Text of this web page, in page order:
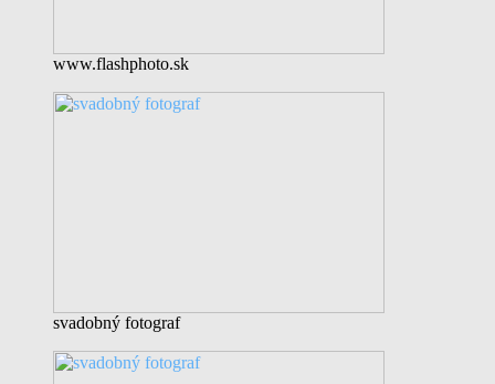
www.flashphoto.sk
svadobný fotograf